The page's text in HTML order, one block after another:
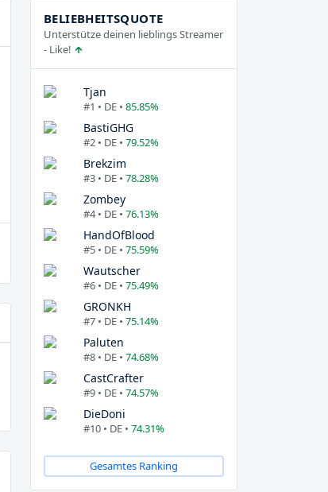
BELIEBHEITSQUOTE
Unterstütze deinen lieblings Streamer
- Like!
Tjan
#1 • DE • 85.85%
BastiGHG
#2 • DE • 79.52%
Brekzim
#3 • DE • 78.28%
Zombey
#4 • DE • 76.13%
HandOfBlood
#5 • DE • 75.59%
Wautscher
#6 • DE • 75.49%
GRONKH
#7 • DE • 75.14%
Paluten
#8 • DE • 74.68%
CastCrafter
#9 • DE • 74.57%
DieDoni
#10 • DE • 74.31%
Gesamtes Ranking